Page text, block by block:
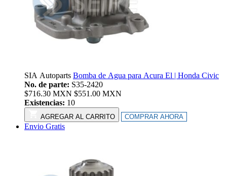
SIA Autoparts
Bomba de Agua para Acura El | Honda Civic
No. de parte: S35-2420
$716.30 MXN $551.00 MXN
Existencias: 10
AGREGAR AL CARRITO COMPRAR AHORA
Envio Gratis